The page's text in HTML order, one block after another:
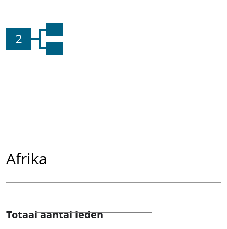
2
Afrika
Totaal aantal leden